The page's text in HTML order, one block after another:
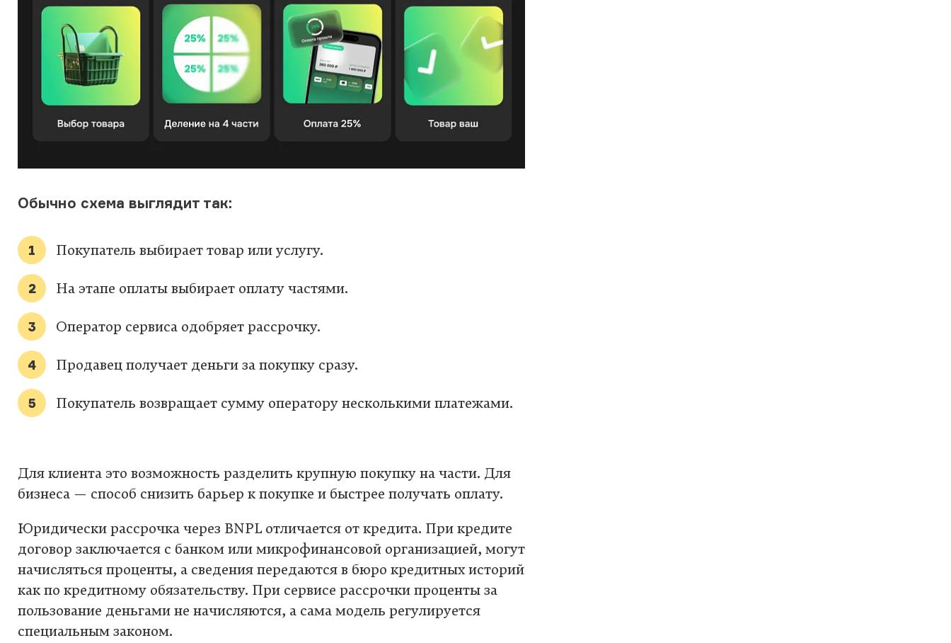
Обычно схема выглядит так:
Покупатель выбирает товар или услугу.
На этапе оплаты выбирает оплату частями.
Оператор сервиса одобряет рассрочку.
Продавец получает деньги за покупку сразу.
Покупатель возвращает сумму оператору несколькими платежами.
Для клиента это возможность разделить крупную покупку на части. Для
бизнеса — способ снизить барьер к покупке и быстрее получать оплату.
Юридически рассрочка через BNPL отличается от кредита. При кредите
договор заключается с банком или микрофинансовой организацией, могут
начисляться проценты, а сведения передаются в бюро кредитных историй
как по кредитному обязательству. При сервисе рассрочки проценты за
пользование деньгами не начисляются, а сама модель регулируется
специальным законом.